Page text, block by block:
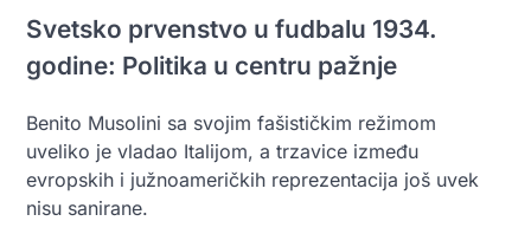
Svetsko prvenstvo u fudbalu 1934.
godine: Politika u centru pažnje
Benito Musolini sa svojim fašističkim režimom
uveliko je vladao Italijom, a trzavice između
evropskih i južnoameričkih reprezentacija još uvek
nisu sanirane.